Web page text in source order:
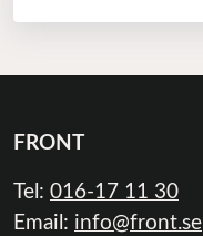
FRONT
Tel: 016-17 11 30
Email: info@front.se